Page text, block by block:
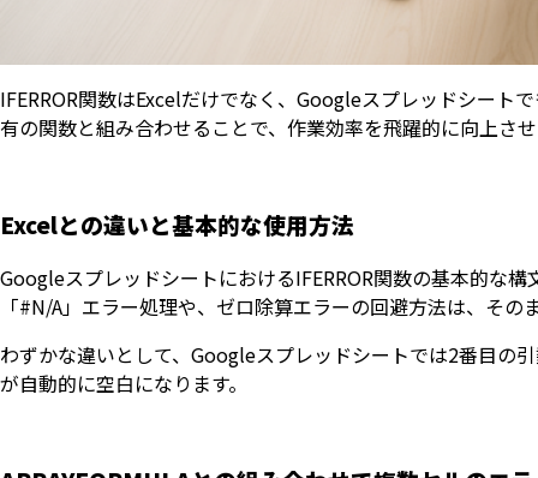
IFERROR関数はExcelだけでなく、Googleスプレッドシート
有の関数と組み合わせることで、作業効率を飛躍的に向上さ
Excelとの違いと基本的な使用方法
GoogleスプレッドシートにおけるIFERROR関数の基本的な
「#N/A」エラー処理や、ゼロ除算エラーの回避方法は、そ
わずかな違いとして、Googleスプレッドシートでは2番目の
が自動的に空白になります。